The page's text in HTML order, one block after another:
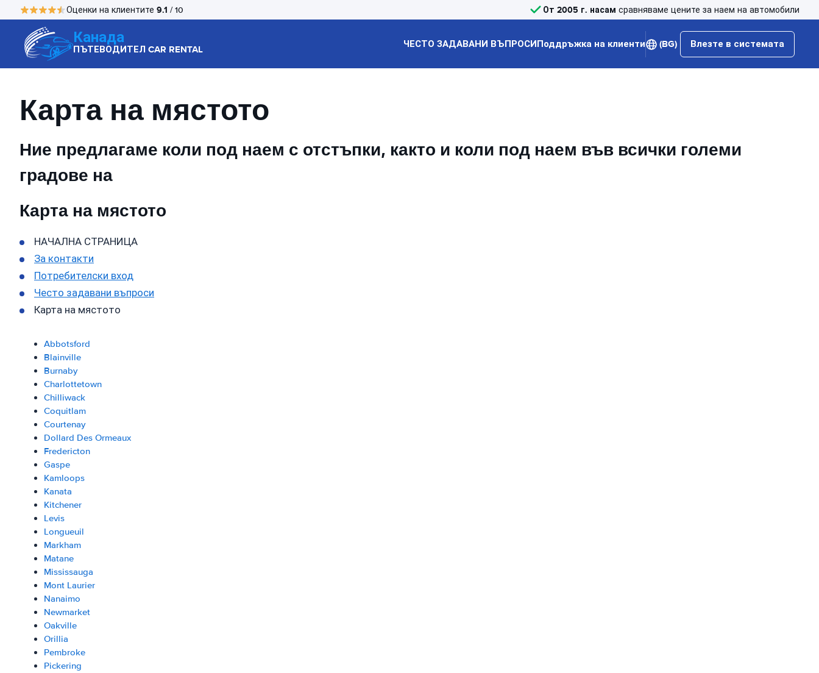
Оценки на клиентите 9.1 / 10 От 2005 г. насам сравняваме цените за наем на автомобили
Канада
ПЪТЕВОДИТЕЛ CAR RENTAL ЧЕСТО ЗАДАВАНИ ВЪПРОСИПоддръжка на клиенти (BG) Влезте в системата
Карта на мястото
Ние предлагаме коли под наем с отстъпки, както и коли под наем във всички големи
градове на
Карта на мястото
НАЧАЛНА СТРАНИЦА
За контакти
Потребителски вход
Често задавани въпроси
Карта на мястото
Abbotsford
Blainville
Burnaby
Charlottetown
Chilliwack
Coquitlam
Courtenay
Dollard Des Ormeaux
Fredericton
Gaspe
Kamloops
Kanata
Kitchener
Levis
Longueuil
Markham
Matane
Mississauga
Mont Laurier
Nanaimo
Newmarket
Oakville
Orillia
Pembroke
Pickering